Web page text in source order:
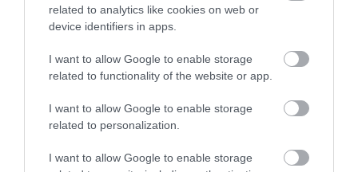
related to analytics like cookies on web or
device identifiers in apps.
I want to allow Google to enable storage
related to functionality of the website or app.
I want to allow Google to enable storage
related to personalization.
I want to allow Google to enable storage